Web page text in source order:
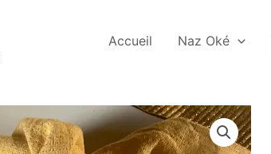
Accueil Naz Oké